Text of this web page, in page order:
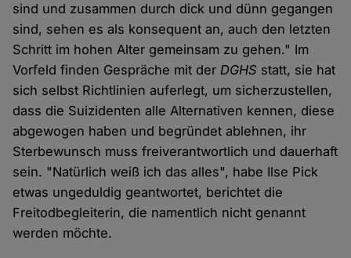
sind und zusammen durch dick und dünn gegangen
sind, sehen es als konsequent an, auch den letzten
Schritt im hohen Alter gemeinsam zu gehen." Im
Vorfeld finden Gespräche mit derDGHS statt, sie hat
sich selbst Richtlinien auferlegt, um sicherzustellen,
dass die Suizidenten alle Alternativen kennen, diese
abgewogen haben und begründet ablehnen, ihr
Sterbewunsch muss freiverantwortlich und dauerhaft
sein. "Natürlich weiß ich das alles", habe Ilse Pick
etwas ungeduldig geantwortet, berichtet die
Freitodbegleiterin, die namentlich nicht genannt
werden möchte.